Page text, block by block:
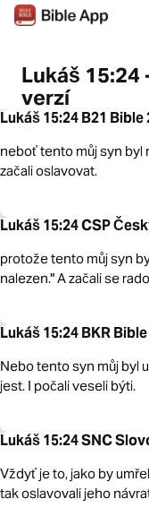
Lukáš 15:24
verzí
Lukáš 15:24 B21 Bible
neboť tento můj syn byl
začali oslavovat.
Lukáš 15:24 CSP
protože tento můj syn
nalezen." A začali se
Lukáš 15:24 BKR
Nebo tento syn můj byl
jest. I počali veseli býti.
Lukáš 15:24 SNC
Vždyť je to, jako by
tak oslavovali jeho